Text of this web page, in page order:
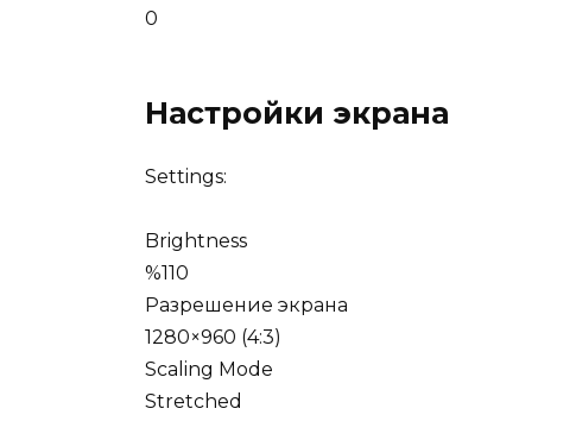
0
Настройки экрана
Settings:
Brightness
%110
Разрешение экрана
1280×960 (4:3)
Scaling Mode
Stretched